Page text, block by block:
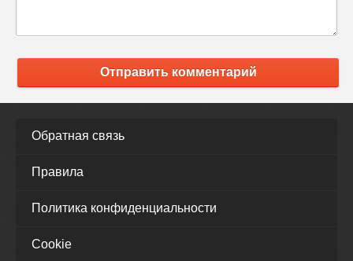
Отправить комментарий
Обратная связь
Правила
Политика конфиденциальности
Cookie